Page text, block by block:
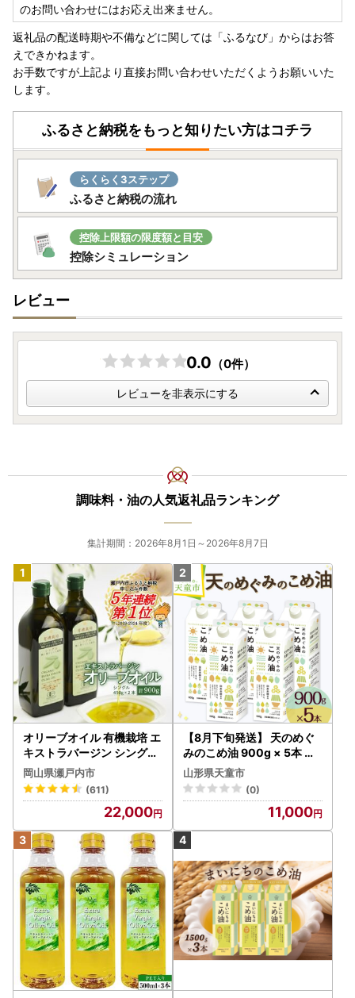
は、寄附者住所へお送りする場合は「おいらせ町産業課」、
寄附者住所と送付先住所が異なる場合は、寄附者住所・お名
前が入ります。変更はいたしかねますのでご了承ください。
・お受取人様の郵便受けにお届けする返礼品（メール便）に
つきましては、依頼主様のお名前は配送伝票に印字されませ
ん。なお、ふるさと納税の記載が入りますのでご了承くださ
い。
・複数の返礼品を選択頂いた場合、個別発送になることもご
ざいます。
ねます。
・返礼品に不具合がある場合、お受け取り後、3日以内にご
連絡ください。それ以降は対応できません。
・カラーやサイズ、種類などを選択する返礼品について、ご
希望がある場合は必ず備考欄に記入いただきますようお願い
いたします。
をお送りすることができません。
★個人情報について
おいらせ町ふるさと納税事業の範囲内で各種委託業者に情報
・ふるさと納税事務処理、申請書類の各種手続きのため
・お礼の品発送のため
・お問い合わせ回答、履歴管理、サービス向上のため
のお問い合わせにはお応え出来ません。
返礼品の配送時期や不備などに関しては「ふるなび」からはお答
えできかねます。
お手数ですが上記より直接お問い合わせいただくようお願いいた
します。
ふるさと納税をもっと知りたい方はコチラ
らくらく3ステップ
ふるさと納税の流れ
控除上限額の限度額と目安
控除シミュレーション
レビュー
0.0 （0件）
レビューを非表示にする
調味料・油の人気返礼品ランキング
集計期間：2026年8月1日～2026年8月7日
オリーブオイル 有機栽培 エ
キストラバージン シングル
2本 オリーブオイル
岡山県瀬戸内市
(611)
22,000
【8月下旬発送】 天のめぐ
みのこめ油 900g × 5本 米
油
山形県天童市
(0)
11,000